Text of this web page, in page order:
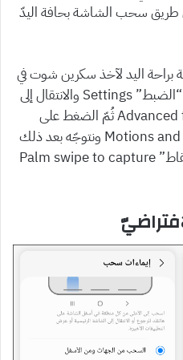
سحب الشاشة بحافة اليدّ
اليد لآخذ سكرين شوت في
هواتف سامسونج عن طريق فتح “الضبط” Settings والانتقال إلى
قسم “الميزات المُتقدّمة” Advanced features ثُمّ الضغط على
“الحركات والإيماءات” Motions and gestures ونتوجّه بعد ذلك
إلى خيار “السحب براحة اليد للالتقاط” Palm swipe to capture